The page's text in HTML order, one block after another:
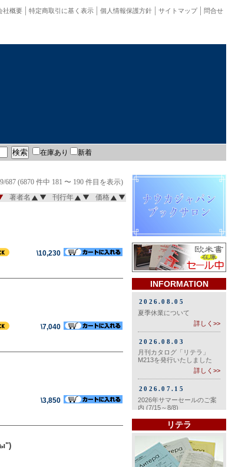
問合せ
サイトマップ
個人情報保護方針
特定商取引に基く表示
社概要
在庫あり 新着
687 (6870 件中 181 〜 190 件目を表示)
著者名 刊行年 価格
\10,230
\7,040
\3,850
INFORMATION
リテラ